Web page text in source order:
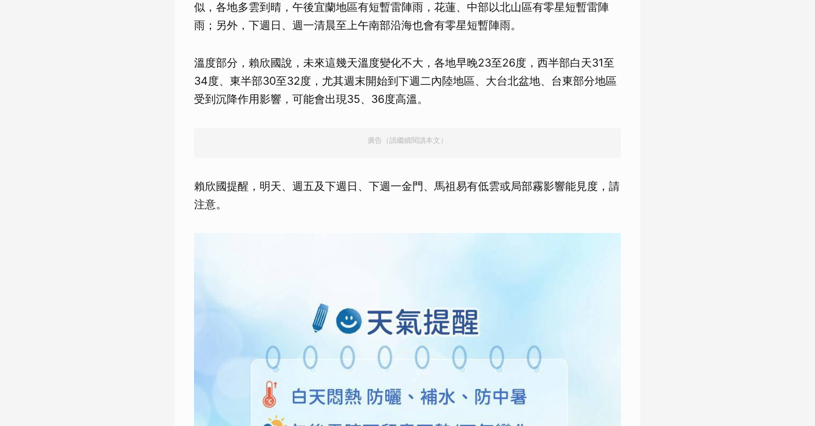
似，各地多雲到晴，午後宜蘭地區有短暫雷陣雨，花蓮、中部以北山區有零星短暫雷陣
雨；另外，下週日、週一清晨至上午南部沿海也會有零星短暫陣雨。
溫度部分，賴欣國說，未來這幾天溫度變化不大，各地早晚23至26度，西半部白天31至
34度、東半部30至32度，尤其週末開始到下週二內陸地區、大台北盆地、台東部分地區
受到沉降作用影響，可能會出現35、36度高溫。
廣告（請繼續閱讀本文）
賴欣國提醒，明天、週五及下週日、下週一金門、馬祖易有低雲或局部霧影響能見度，請
注意。